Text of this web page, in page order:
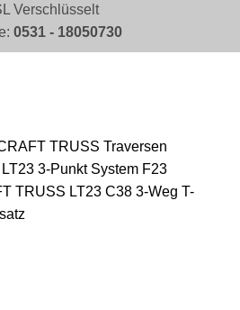
Verschlüsselt
0531 - 18050730
TRUSS Traversen
3-Punkt System F23
TRUSS LT23 C38 3-Weg T-